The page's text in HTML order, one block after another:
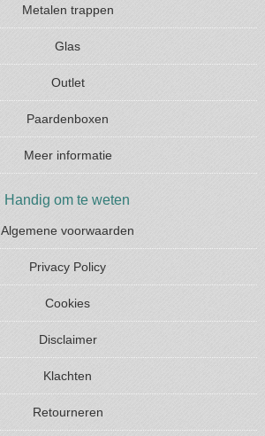
Metalen trappen
Glas
Outlet
Paardenboxen
Meer informatie
Handig om te weten
Algemene voorwaarden
Privacy Policy
Cookies
Disclaimer
Klachten
Retourneren